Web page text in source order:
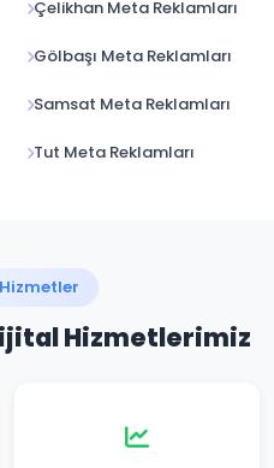
Çelikhan Meta Reklamları
Gölbaşı Meta Reklamları
Samsat Meta Reklamları
Tut Meta Reklamları
Hizmetlerimiz